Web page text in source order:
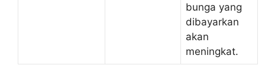
bunga yang
dibayarkan
akan
meningkat.